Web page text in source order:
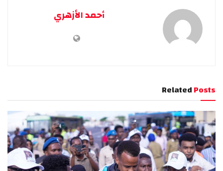
أحمد الأزهري
RelatedPosts